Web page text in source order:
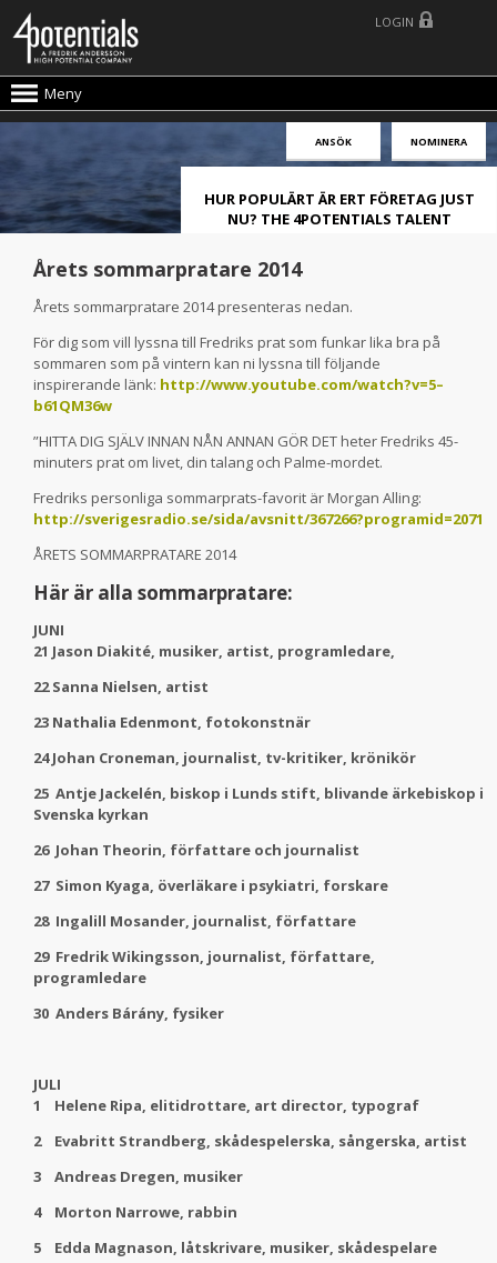
Meny
LOGIN
ANSÖK NOMINERA
HUR POPULÄRT ÄR ERT FÖRETAG JUST
NU? THE 4POTENTIALS TALENT
Årets sommarpratare 2014
Årets sommarpratare 2014 presenteras nedan.
För dig som vill lyssna till Fredriks prat som funkar lika bra på
sommaren som på vintern kan ni lyssna till följande
inspirerande länk: http://www.youtube.com/watch?v=5–
b61QM36w
”HITTA DIG SJÄLV INNAN NÅN ANNAN GÖR DET heter Fredriks 45-
minuters prat om livet, din talang och Palme-mordet.
Fredriks personliga sommarprats-favorit är Morgan Alling:
http://sverigesradio.se/sida/avsnitt/367266?programid=2071
ÅRETS SOMMARPRATARE 2014
Här är alla sommarpratare:
JUNI
21 Jason Diakité, musiker, artist, programledare,
22 Sanna Nielsen, artist
23 Nathalia Edenmont, fotokonstnär
24 Johan Croneman, journalist, tv-kritiker, krönikör
25 Antje Jackelén, biskop i Lunds stift, blivande ärkebiskop i
Svenska kyrkan
26 Johan Theorin, författare och journalist
27 Simon Kyaga, överläkare i psykiatri, forskare
28 Ingalill Mosander, journalist, författare
29 Fredrik Wikingsson, journalist, författare,
programledare
30 Anders Bárány, fysiker
JULI
1 Helene Ripa, elitidrottare, art director, typograf
2 Evabritt Strandberg, skådespelerska, sångerska, artist
3 Andreas Dregen, musiker
4 Morton Narrowe, rabbin
5 Edda Magnason, låtskrivare, musiker, skådespelare